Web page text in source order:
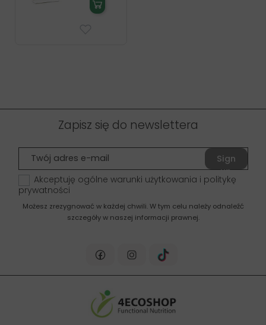
Zapisz się do newslettera
Sign
up
Akceptuję ogólne warunki użytkowania i politykę
prywatności
Możesz zrezygnować w każdej chwili. W tym celu należy odnaleźć
szczegóły w naszej informacji prawnej.